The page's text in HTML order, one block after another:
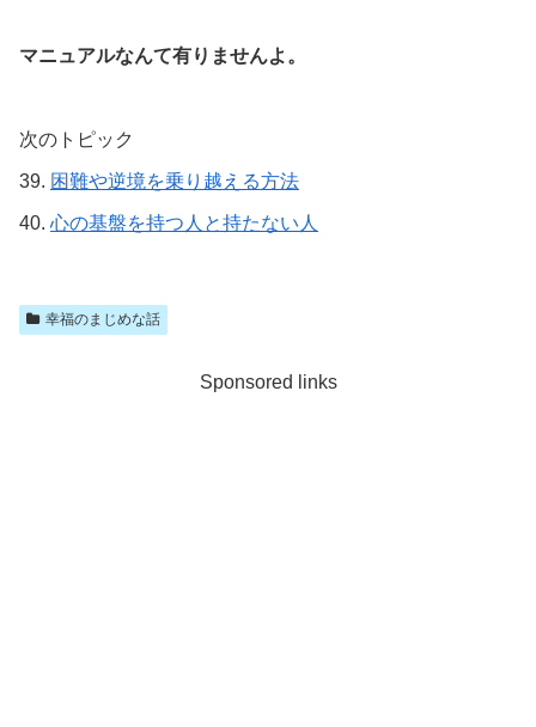
マニュアルなんて有りませんよ。
次のトピック
39. 困難や逆境を乗り越える方法
40. 心の基盤を持つ人と持たない人
幸福のまじめな話
Sponsored links